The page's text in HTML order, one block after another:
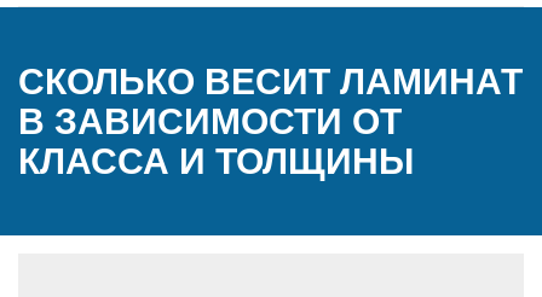
СКОЛЬКО ВЕСИТ ЛАМИНАТ
В ЗАВИСИМОСТИ ОТ
КЛАССА И ТОЛЩИНЫ